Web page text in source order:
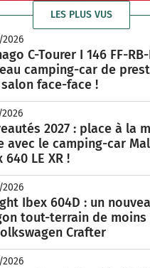
LES PLUS VUS
C-Tourer I 146 FF-
camping-car de
face-face !
2027 : place à la
avec le camping-car
640 LE XR !
Ibex 604D : un
tout-terrain de moins
Crafter